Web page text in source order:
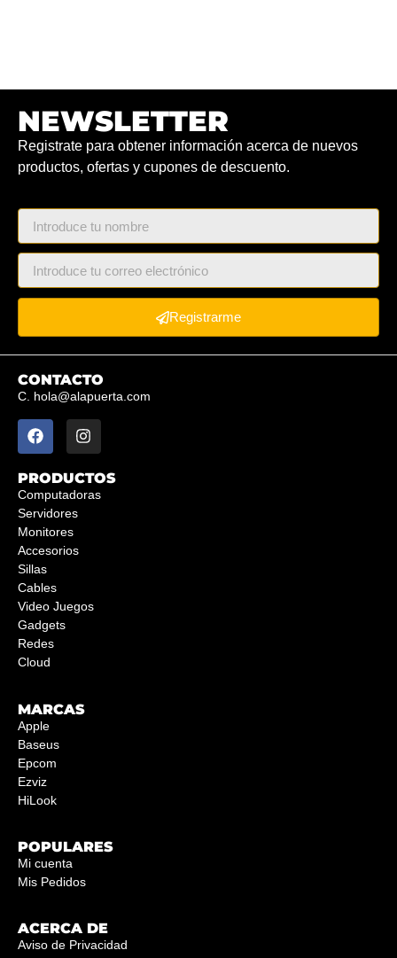
NEWSLETTER
Registrate para obtener información acerca de nuevos
productos, ofertas y cupones de descuento.
Registrarme
CONTACTO
C. hola@alapuerta.com
PRODUCTOS
Computadoras
Servidores
Monitores
Accesorios
Sillas
Cables
Video Juegos
Gadgets
Redes
Cloud
MARCAS
Apple
Baseus
Epcom
Ezviz
HiLook
POPULARES
Mi cuenta
Mis Pedidos
ACERCA DE
Aviso de Privacidad